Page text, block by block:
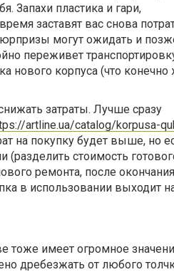
Запахи пластика и гари,
заставят вас снова
могут ожидать и
переживет
нового корпуса (что конечно
затраты. Лучше сразу
artline.ua/catalog/korpusa-
на покупку будет выше, но
(разделить стоимость
ремонта, после окончания
в использовании выходит
тоже имеет огромное
дребезжать от любого